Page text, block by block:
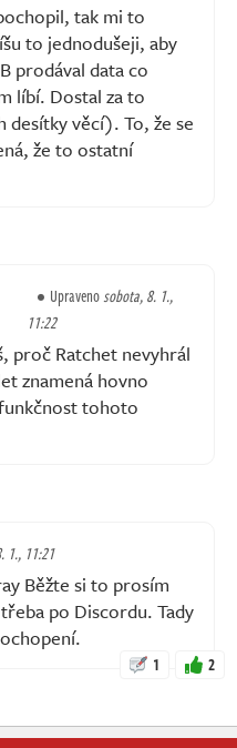
tak mi to
to jednodušeji, aby
prodával data co
líbí. Dostal za to
desítky věcí). To, že se
že to ostatní
Upravenosobota, 8. 1.,
11:22
proč Ratchet nevyhrál
znamená hovno
tohoto
1., 11:21
Běžte si to prosím
po Discordu. Tady
1 2